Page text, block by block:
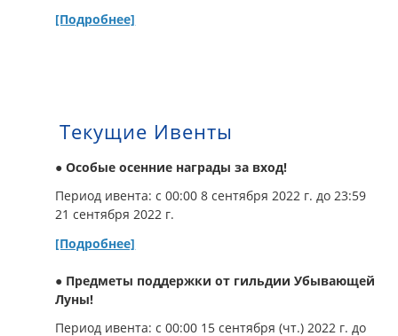
[Подробнее]
Текущие Ивенты
● Особые осенние награды за вход!
Период ивента: c 00:00 8 сентября 2022 г. до 23:59
21 сентября 2022 г.
[Подробнее]
● Предметы поддержки от гильдии Убывающей
Луны!
Период ивента: с 00:00 15 сентября (чт.) 2022 г. до